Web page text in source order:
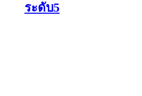
ระดับ5